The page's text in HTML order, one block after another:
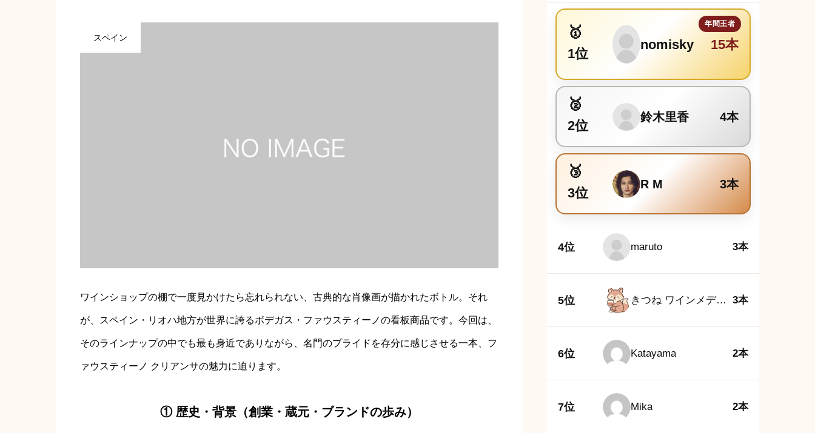
スペイン
ワインショップの棚で一度見かけたら忘れられない、古典的な肖像画が描かれたボトル。それ
が、スペイン・リオハ地方が世界に誇るボデガス・ファウスティーノの看板商品です。今回は、
そのラインナップの中でも最も身近でありながら、名門のプライドを存分に感じさせる一本、フ
ァウスティーノ クリアンサの魅力に迫ります。
① 歴史・背景（創業・蔵元・ブランドの歩み）
1位
nomisky 15本
2位
鈴木里香 4本
3位
R M 3本
4位 maruto 3本
5位 きつね ワインメディア編集部 3本
6位 Katayama 2本
7位 Mika 2本